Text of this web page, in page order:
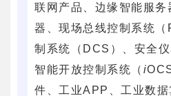
联网产品、边缘智能服务
器、现场总线控制系统
制系统（DCS）、安全仪
智能开放控制系统（ i
件、工业APP、工业数据